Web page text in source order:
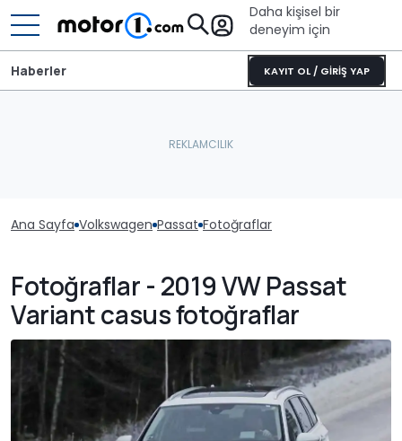
Daha kişisel bir
deneyim için
KAYIT OL / GİRİŞ YAP
Haberler
Ana Sayfa Volkswagen Passat Fotoğraflar
Fotoğraflar - 2019 VW Passat
Variant casus fotoğraflar